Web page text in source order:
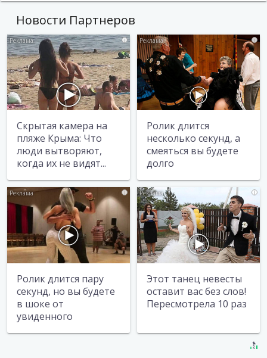
Новости Партнеров
i
Скрытая камера на
пляже Крыма: Что
люди вытворяют,
когда их не видят...
i
Ролик длится
несколько секунд, а
смеяться вы будете
долго
i
Ролик длится пару
секунд, но вы будете
в шоке от
увиденного
i
Этот танец невесты
оставит вас без слов!
Пересмотрела 10 раз